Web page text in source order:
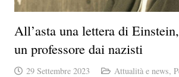
All’asta una lettera di
un professore dai nazisti
29 Settembre 2023 Attualità e news,